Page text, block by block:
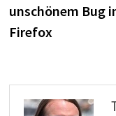
unschönem Bug
Firefox